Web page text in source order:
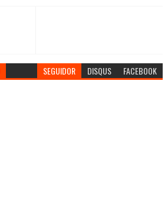
SEGUIDOR DISQUS FACEBOOK